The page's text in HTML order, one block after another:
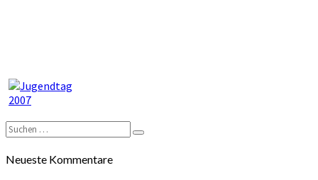
Suchen
nach:
Suchen
Neueste Kommentare